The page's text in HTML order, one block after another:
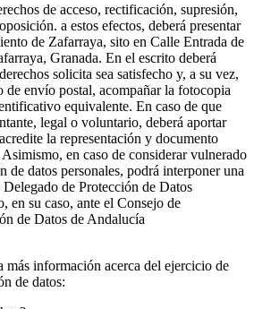
de acceso, rectificación, supresión,
a estos efectos, deberá presentar
de Zafarraya, sito en Calle Entrada de
Granada. En el escrito deberá
solicita sea satisfecho y, a su vez,
de envío postal, acompañar la fotocopia
equivalente. En caso de que
legal o voluntario, deberá aportar
la representación y documento
en caso de considerar vulnerado
de datos personales, podrá interponer una
de Protección de Datos
en su caso, ante el Consejo de
de Datos de Andalucía
más información acerca del ejercicio de
de datos: